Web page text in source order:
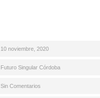
10 noviembre, 2020
Futuro Singular Córdoba
Sin Comentarios